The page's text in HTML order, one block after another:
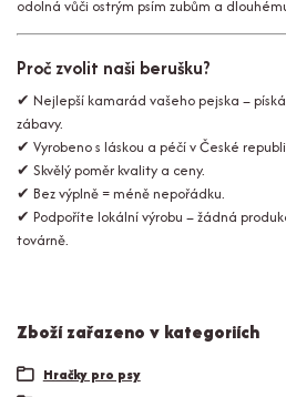
odolná vůči ostrým psím zubům a
Proč zvolit naši berušku?
✔ Nejlepší kamarád vašeho pejska –
zábavy.
✔ Vyrobeno s láskou a péčí v České
✔ Skvělý poměr kvality a ceny.
✔ Bez výplně = méně nepořádku.
✔ Podpoříte lokální výrobu – žádná
továrně.
Zboží zařazeno v kategoriích
Hračky pro psy